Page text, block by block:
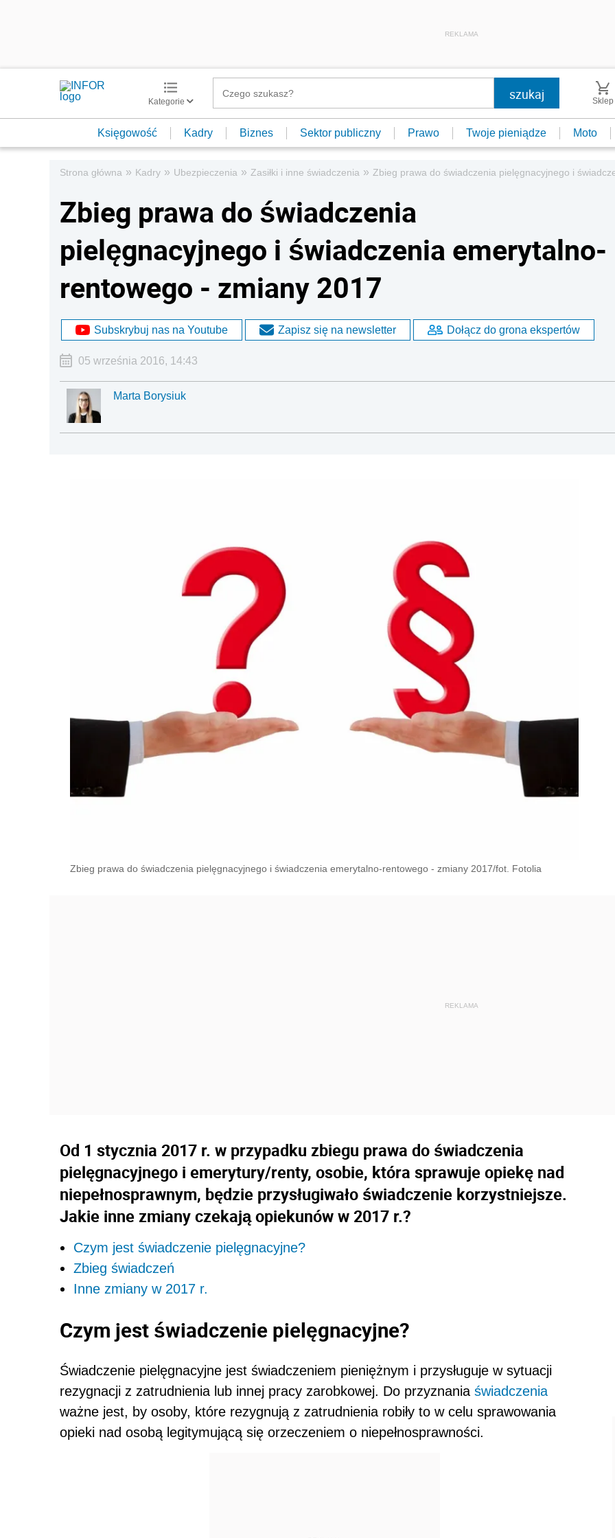
REKLAMA
Kategorie Sklep
Księgowość Kadry Biznes Sektor publiczny Prawo Twoje pieniądze Moto
Strona główna » Kadry » Ubezpieczenia » Zasiłki i inne świadczenia » Zbieg prawa do świadczenia pielęgnacyjnego i
Zbieg prawa do świadczenia
pielęgnacyjnego i świadczenia emerytalno-
rentowego - zmiany 2017
Subskrybuj nas na Youtube Zapisz się na newsletter Dołącz do grona ekspertów
05 września 2016, 14:43
Marta Borysiuk
Zbieg prawa do świadczenia pielęgnacyjnego i świadczenia emerytalno-rentowego - zmiany 2017/fot. Fotolia
Od 1 stycznia 2017 r. w przypadku zbiegu prawa do świadczenia
pielęgnacyjnego i emerytury/renty, osobie, która sprawuje opiekę nad
niepełnosprawnym, będzie przysługiwało świadczenie korzystniejsze.
Jakie inne zmiany czekają opiekunów w 2017 r.?
Czym jest świadczenie pielęgnacyjne?
Zbieg świadczeń
Inne zmiany w 2017 r.
Czym jest świadczenie pielęgnacyjne?
Świadczenie pielęgnacyjne jest świadczeniem pieniężnym i przysługuje w sytuacji
rezygnacji z zatrudnienia lub innej pracy zarobkowej. Do przyznania świadczenia
ważne jest, by osoby, które rezygnują z zatrudnienia robiły to w celu sprawowania
opieki nad osobą legitymującą się orzeczeniem o niepełnosprawności.